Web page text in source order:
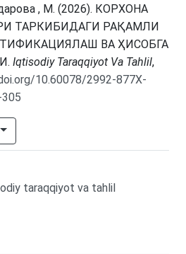
, М. (2026). КОРХОНА
ТАРКИБИДАГИ РАҚАМЛИ
ВА ҲИСОБГА
Iqtisodiy Taraqqiyot Va Tahlil,
10.60078/2992-877X-
taraqqiyot va tahlil